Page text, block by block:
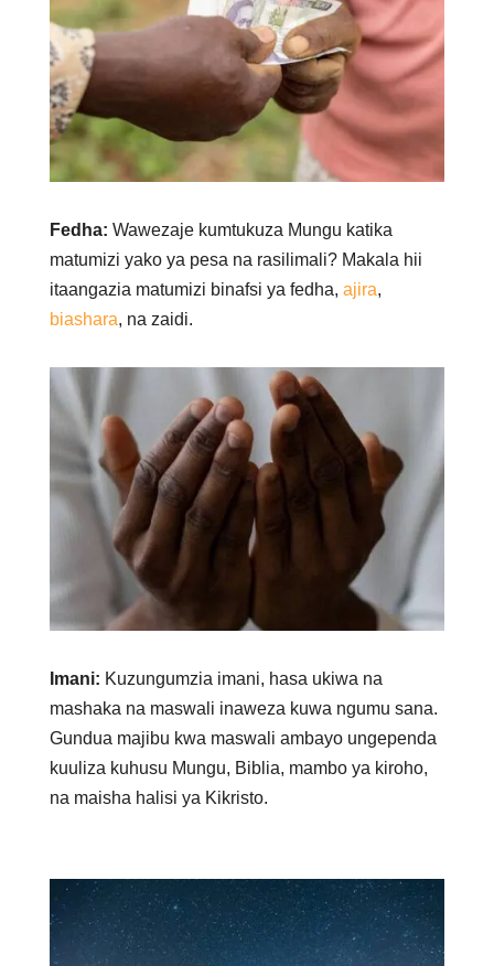
Fedha: Wawezaje kumtukuza Mungu katika
matumizi yako ya pesa na rasilimali? Makala hii
itaangazia matumizi binafsi ya fedha, ajira,
biashara, na zaidi.
Imani: Kuzungumzia imani, hasa ukiwa na
mashaka na maswali inaweza kuwa ngumu sana.
Gundua majibu kwa maswali ambayo ungependa
kuuliza kuhusu Mungu, Biblia, mambo ya kiroho,
na maisha halisi ya Kikristo.